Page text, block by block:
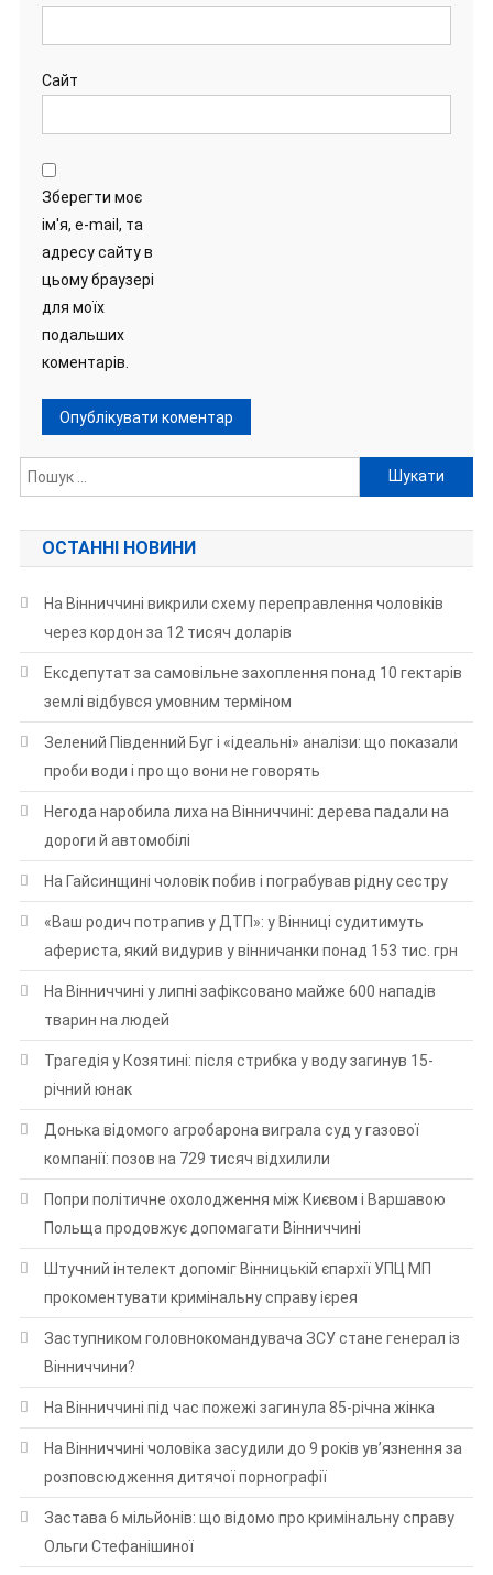
Сайт
Зберегти моє
ім'я, e-mail, та
адресу сайту в
цьому браузері
для моїх
подальших
коментарів.
Пошук:
ОСТАННІ НОВИНИ
На Вінниччині викрили схему переправлення чоловіків
через кордон за 12 тисяч доларів
Ексдепутат за самовільне захоплення понад 10 гектарів
землі відбувся умовним терміном
Зелений Південний Буг і «ідеальні» аналізи: що показали
проби води і про що вони не говорять
Негода наробила лиха на Вінниччині: дерева падали на
дороги й автомобілі
На Гайсинщині чоловік побив і пограбував рідну сестру
«Ваш родич потрапив у ДТП»: у Вінниці судитимуть
афериста, який видурив у вінничанки понад 153 тис. грн
На Вінниччині у липні зафіксовано майже 600 нападів
тварин на людей
Трагедія у Козятині: після стрибка у воду загинув 15-
річний юнак
Донька відомого агробарона виграла суд у газової
компанії: позов на 729 тисяч відхилили
Попри політичне охолодження між Києвом і Варшавою
Польща продовжує допомагати Вінниччині
Штучний інтелект допоміг Вінницькій єпархії УПЦ МП
прокоментувати кримінальну справу ієрея
Заступником головнокомандувача ЗСУ стане генерал із
Вінниччини?
На Вінниччині під час пожежі загинула 85-річна жінка
На Вінниччині чоловіка засудили до 9 років ув’язнення за
розповсюдження дитячої порнографії
Застава 6 мільйонів: що відомо про кримінальну справу
Ольги Стефанішиної